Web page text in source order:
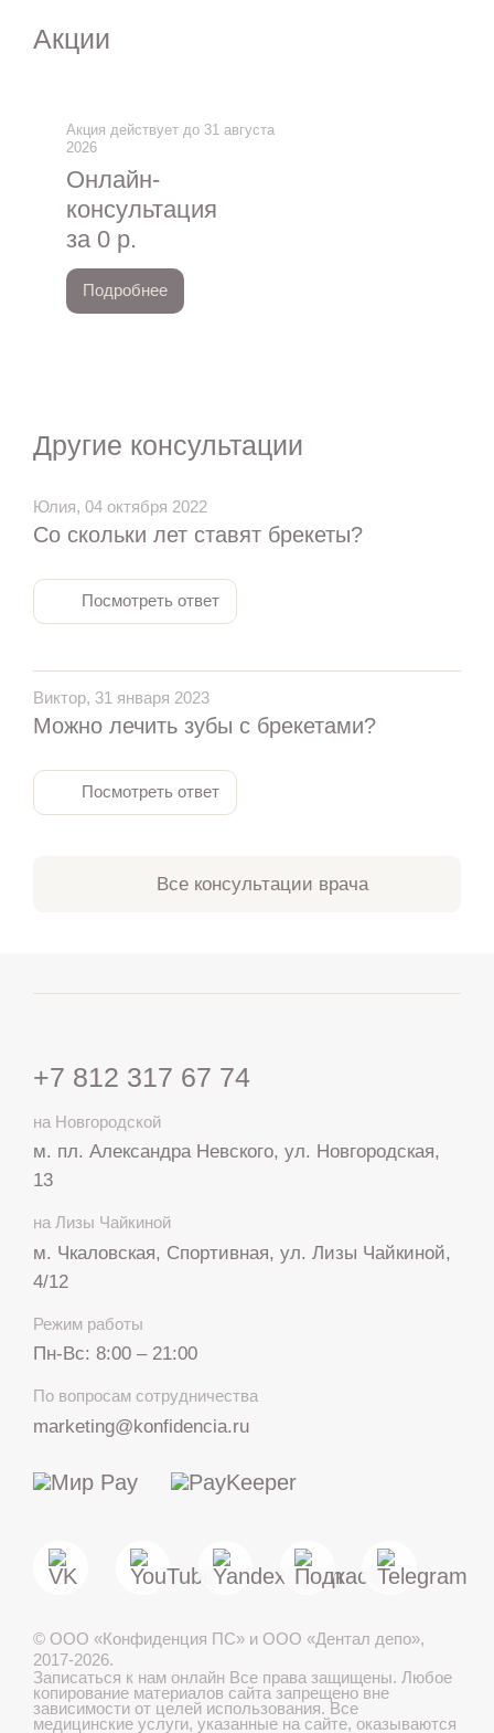
Акции
Акция действует до 31 августа
2026
Онлайн-
консультация
за 0 р.
Подробнее
Другие консультации
Юлия, 04 октября 2022
Со скольки лет ставят брекеты?
Посмотреть ответ
Виктор, 31 января 2023
Можно лечить зубы с брекетами?
Посмотреть ответ
Все консультации врача
+7 812 317 67 74
на Новгородской
м. пл. Александра Невского, ул. Новгородская,
13
на Лизы Чайкиной
м. Чкаловская, Спортивная, ул. Лизы Чайкиной,
4/12
Режим работы
Пн-Вс: 8:00 – 21:00
По вопросам сотрудничества
marketing@konfidencia.ru
© ООО «Конфиденция ПС» и ООО «Дентал депо»,
2017-2026.
Записаться к нам онлайн Все права защищены. Любое
копирование материалов сайта запрещено вне
зависимости от целей использования. Все
медицинские услуги, указанные на сайте, оказываются
с 8:00 до 21:00
МАКС
Telegram